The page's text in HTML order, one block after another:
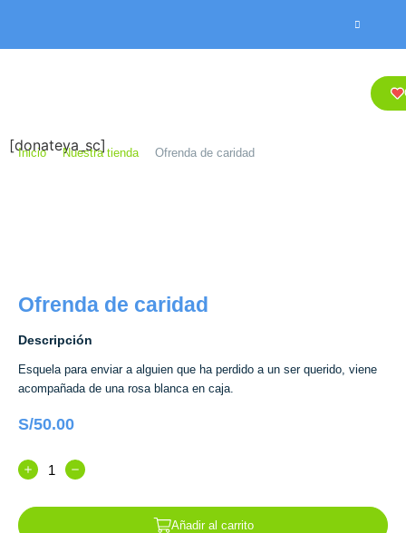
[donateya_sc]
Inicio Nuestra tienda Ofrenda de caridad
Ofrenda de caridad
Descripción
Esquela para enviar a alguien que ha perdido a un ser querido, viene
acompañada de una rosa blanca en caja.
S/50.00
Añadir al carrito